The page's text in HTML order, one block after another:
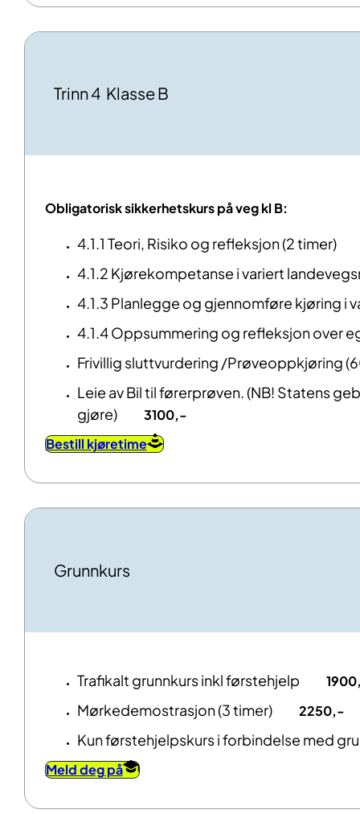
Trinn 4 Klasse B
Obligatorisk sikkerhetskurs på veg kl B:
4.1.1 Teori, Risiko og refleksjon (2 timer)
4.1.2 Kjørekompetanse i variert
4.1.3 Planlegge og gjennomføre kjøring i
4.1.4 Oppsummering og refleksjon over
Frivillig sluttvurdering /Prøveoppkjøring
Leie av Bil til førerprøven. (NB! Statens
gjøre)
3100,-
Bestill kjøretime
Grunnkurs
Trafikalt grunnkurs inkl førstehjelp
Mørkedemostrasjon (3 timer) 2250,-
Kun førstehjelpskurs i forbindelse med
Meld deg på